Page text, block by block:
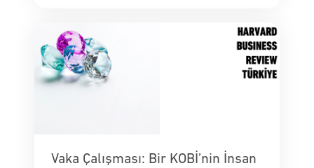
Vaka Çalışması: Bir KOBİ’nin İnsan